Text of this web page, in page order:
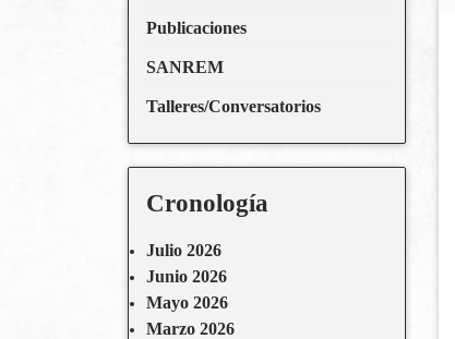
Publicaciones
SANREM
Talleres/Conversatorios
Cronología
Julio 2026
Junio 2026
Mayo 2026
Marzo 2026